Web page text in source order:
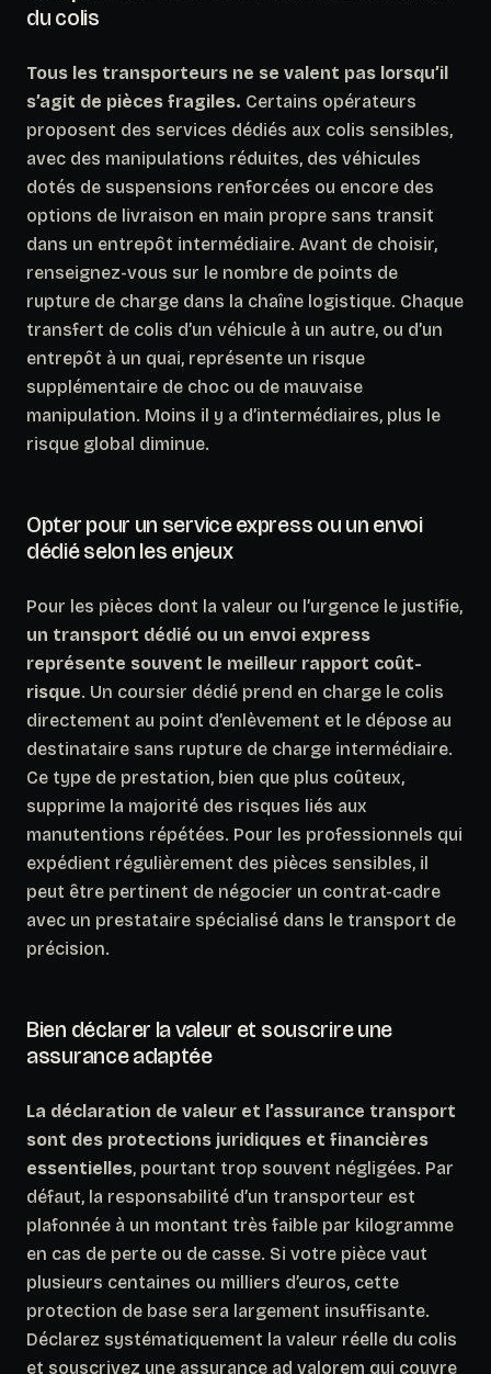
du colis
Tous les transporteurs ne se valent pas lorsqu’il
s’agit de pièces fragiles. Certains opérateurs
proposent des services dédiés aux colis sensibles,
avec des manipulations réduites, des véhicules
dotés de suspensions renforcées ou encore des
options de livraison en main propre sans transit
dans un entrepôt intermédiaire. Avant de choisir,
renseignez-vous sur le nombre de points de
rupture de charge dans la chaîne logistique. Chaque
transfert de colis d’un véhicule à un autre, ou d’un
entrepôt à un quai, représente un risque
supplémentaire de choc ou de mauvaise
manipulation. Moins il y a d’intermédiaires, plus le
risque global diminue.
Opter pour un service express ou un envoi
dédié selon les enjeux
Pour les pièces dont la valeur ou l’urgence le justifie,
un transport dédié ou un envoi express
représente souvent le meilleur rapport coût-
risque. Un coursier dédié prend en charge le colis
directement au point d’enlèvement et le dépose au
destinataire sans rupture de charge intermédiaire.
Ce type de prestation, bien que plus coûteux,
supprime la majorité des risques liés aux
manutentions répétées. Pour les professionnels qui
expédient régulièrement des pièces sensibles, il
peut être pertinent de négocier un contrat-cadre
avec un prestataire spécialisé dans le transport de
précision.
Bien déclarer la valeur et souscrire une
assurance adaptée
La déclaration de valeur et l’assurance transport
sont des protections juridiques et financières
essentielles, pourtant trop souvent négligées. Par
défaut, la responsabilité d’un transporteur est
plafonnée à un montant très faible par kilogramme
en cas de perte ou de casse. Si votre pièce vaut
plusieurs centaines ou milliers d’euros, cette
protection de base sera largement insuffisante.
Déclarez systématiquement la valeur réelle du colis
et souscrivez une assurance ad valorem qui couvre